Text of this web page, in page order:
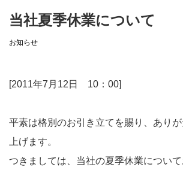
当社夏季休業について
お知らせ
[2011年7月12日 10：00]
平素は格別のお引き立てを賜り、あり
上げます。
つきましては、当社の夏季休業につい